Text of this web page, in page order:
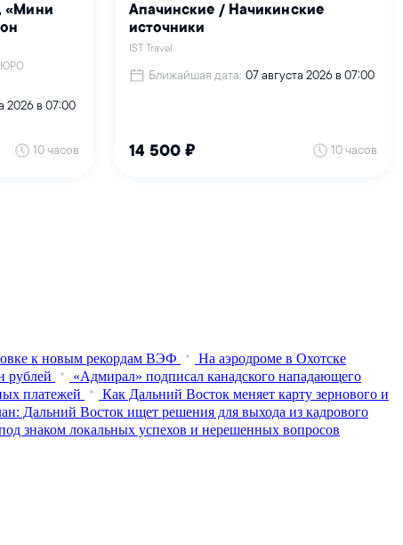
к новым рекордам ВЭФ
На аэродроме в Охотске
рублей
«Адмирал» подписал канадского нападающего
платежей
Как Дальний Восток меняет карту зернового и
Дальний Восток ищет решения для выхода из кадрового
знаком локальных успехов и нерешенных вопросов